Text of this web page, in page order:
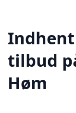
tilbud
Høm